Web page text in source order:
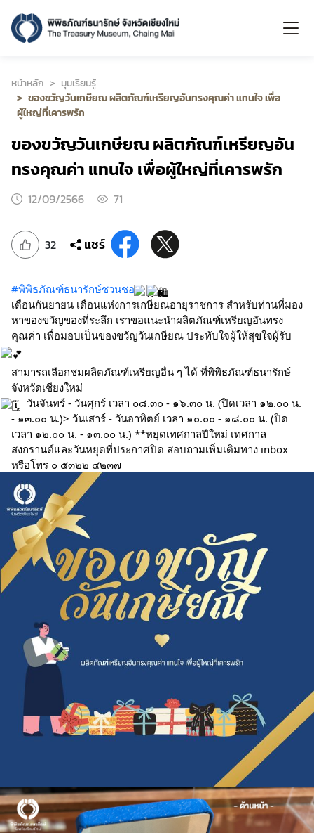
หน้าหลัก
มุมเรียนรู้
ของขวัญวันเกษียณ ผลิตภัณฑ์เหรียญอันทรงคุณค่า แทนใจ เพื่อ
ผู้ใหญ่ที่เคารพรัก
ของขวัญวันเกษียณ ผลิตภัณฑ์เหรียญอัน
ทรงคุณค่า แทนใจ เพื่อผู้ใหญ่ที่เคารพรัก
12/09/2566 71
32 แชร์
#พิพิธภัณฑ์ธนารักษ์ชวนชอป
เดือนกันยายน เดือนแห่งการเกษียณอายุราชการ สําหรับท่านที่มอง
หาของขวัญของที่ระลึก เราขอแนะนําผลิตภัณฑ์เหรียญอันทรง
คุณค่า เพื่อมอบเป็นของขวัญวันเกษียณ ประทับใจผู้ให้สุขใจผู้รับ
สามารถเลือกชมผลิตภัณฑ์เหรียญอื่น ๆ ได้ ที่พิพิธภัณฑ์ธนารักษ์
จังหวัดเชียงใหม่
วันจันทร์ - วันศุกร์ เวลา ๐๘.๓๐ - ๑๖.๓๐ น. (ปิดเวลา ๑๒.๐๐ น.
- ๑๓.๐๐ น.)> วันเสาร์ - วันอาทิตย์ เวลา ๑๐.๐๐ - ๑๘.๐๐ น. (ปิด
เวลา ๑๒.๐๐ น. - ๑๓.๐๐ น.) **หยุดเทศกาลปีใหม่ เทศกาล
สงกรานต์และวันหยุดที่ประกาศปิด สอบถามเพิ่มเติมทาง inbox
หรือโทร ๐ ๕๓๒๒ ๔๒๓๗